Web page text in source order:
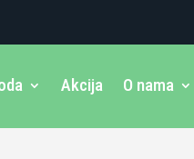
Akcija O nama